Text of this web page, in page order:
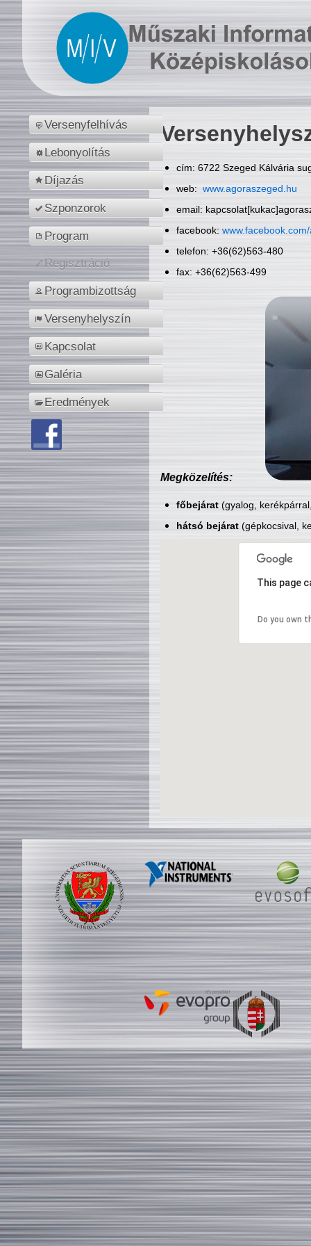
Versenyfelhívás
Lebonyolítás
Díjazás
Szponzorok
Program
Regisztráció
Programbizottság
Versenyhelyszín
Kapcsolat
Galéria
Eredmények
cím: 6722 Szeged Kálvária
web: www.agoraszeged.hu
email:
facebook:
telefon: +36(62)563-480
fax: +36(62)563-499
Megközelítés:
főbejárat(gyalog,
hátsó bejárat(gépkocsival,
This page
Do you own